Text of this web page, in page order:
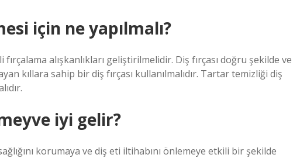
için ne yapılmalı?
alışkanlıkları geliştirilmelidir. Diş fırçası doğru şekilde ve
kıllara sahip bir diş fırçası kullanılmalıdır. Tartar temizliği diş
iyi gelir?
korumaya ve diş eti iltihabını önlemeye etkili bir şekilde